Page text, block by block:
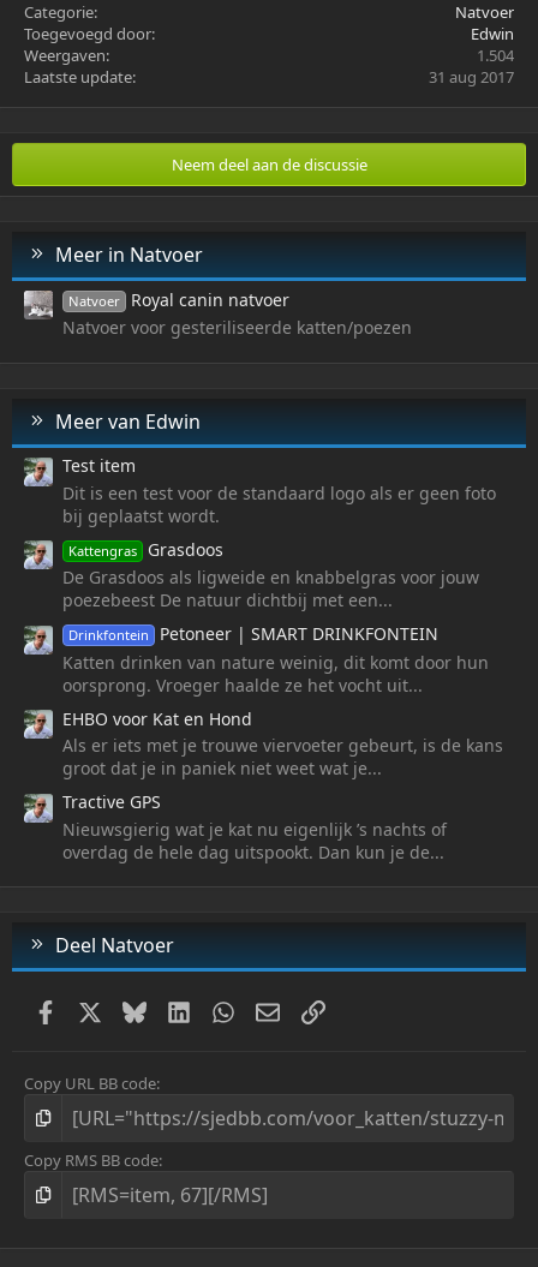
Categorie
Natvoer
Toegevoegd door
Edwin
Weergaven
1.504
Laatste update
31 aug 2017
Neem deel aan de discussie
Meer in Natvoer
Natvoer
Royal canin natvoer
Natvoer voor gesteriliseerde katten/poezen
Meer van Edwin
Test item
Dit is een test voor de standaard logo als er geen foto
bij geplaatst wordt.
Kattengras
Grasdoos
De Grasdoos als ligweide en knabbelgras voor jouw
poezebeest De natuur dichtbij met een...
Drinkfontein
Petoneer | SMART DRINKFONTEIN
Katten drinken van nature weinig, dit komt door hun
oorsprong. Vroeger haalde ze het vocht uit...
EHBO voor Kat en Hond
Als er iets met je trouwe viervoeter gebeurt, is de kans
groot dat je in paniek niet weet wat je...
Tractive GPS
Nieuwsgierig wat je kat nu eigenlijk ’s nachts of
overdag de hele dag uitspookt. Dan kun je de...
Deel Natvoer
Facebook BlueskyLinkedInWhatsApp
E-mailLink
Copy URL BB code
Copy RMS BB code